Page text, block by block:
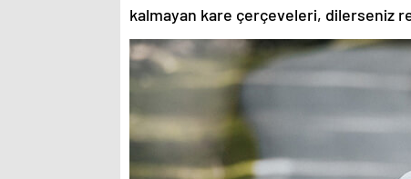
kalmayan kare çerçeveleri, dilerseniz